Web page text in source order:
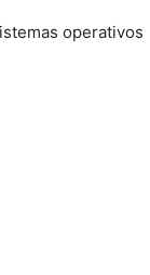
operativos